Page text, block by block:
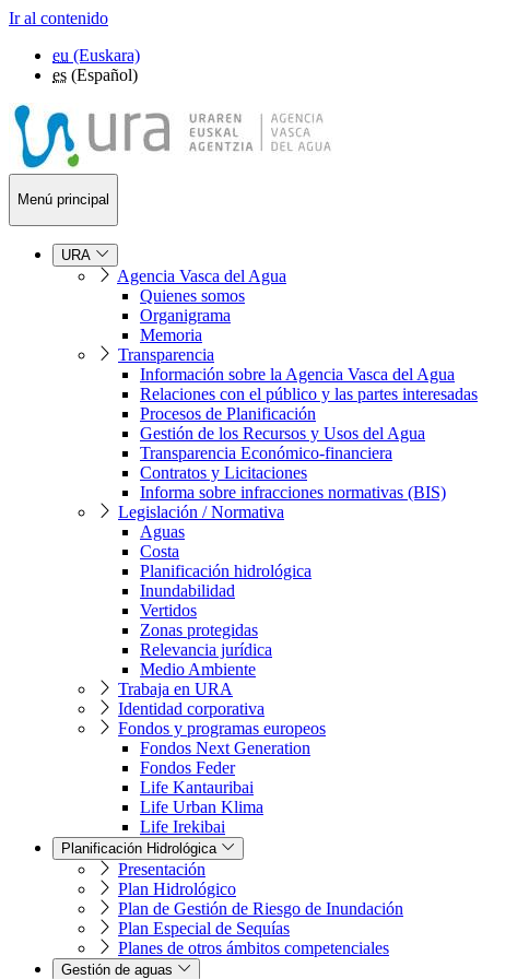
Ir al contenido
eu (Euskara)
es (Español)
Menú principal
URA
Agencia Vasca del Agua
Quienes somos
Organigrama
Memoria
Transparencia
Información sobre la Agencia Vasca del Agua
Relaciones con el público y las partes interesadas
Procesos de Planificación
Gestión de los Recursos y Usos del Agua
Transparencia Económico-financiera
Contratos y Licitaciones
Informa sobre infracciones normativas (BIS)
Legislación / Normativa
Aguas
Costa
Planificación hidrológica
Inundabilidad
Vertidos
Zonas protegidas
Relevancia jurídica
Medio Ambiente
Trabaja en URA
Identidad corporativa
Fondos y programas europeos
Fondos Next Generation
Fondos Feder
Life Kantauribai
Life Urban Klima
Life Irekibai
Planificación Hidrológica
Presentación
Plan Hidrológico
Plan de Gestión de Riesgo de Inundación
Plan Especial de Sequías
Planes de otros ámbitos competenciales
Gestión de aguas